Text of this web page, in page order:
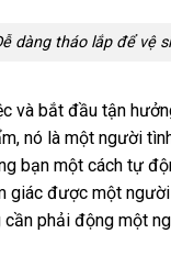
dàng tháo lắp để vệ
và bắt đầu tận
nó là một người
bạn một cách tự
giác được một
phải động một